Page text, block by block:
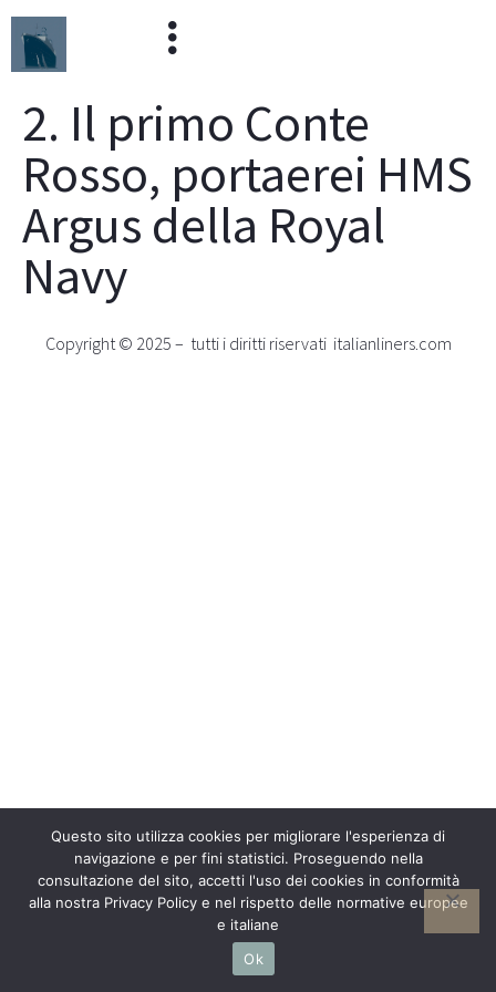
2. Il primo Conte
Rosso, portaerei HMS
Argus della Royal
Navy
Copyright © 2025 – tutti i diritti riservati italianliners.com
Questo sito utilizza cookies per migliorare l'esperienza di
navigazione e per fini statistici. Proseguendo nella
consultazione del sito, accetti l'uso dei cookies in conformità
alla nostra Privacy Policy e nel rispetto delle normative europee
e italiane
Ok